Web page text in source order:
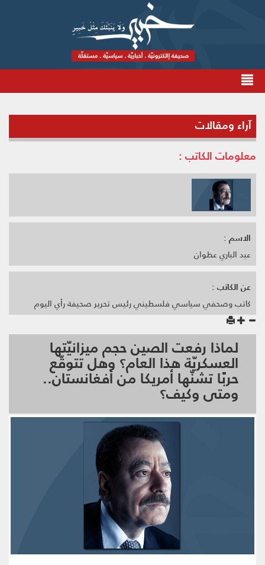
آراء ومقالات
معلومات الكاتب :
الاسم :
عبد الباري عطوان
عن الكاتب :
كاتب وصحفي سياسي فلسطيني رئيس تحرير صحيفة رأي اليوم
لماذا رفعت الصين حجم ميزانيّتها
العسكريّة هذا العام؟ وهل تتوقّع
حربًا تشنّها أمريكا من أفغانستان..
ومتى وكيف؟